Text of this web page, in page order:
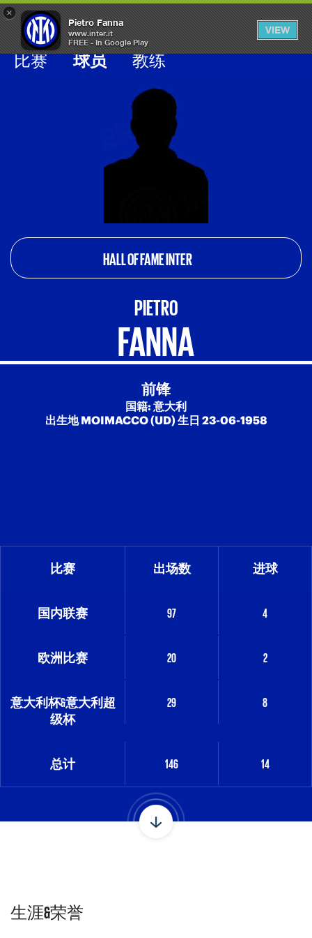
×
Pietro Fanna
www.inter.it
FREE - In Google Play
VIEW
OPEN
MENU
比赛 球员 教练
Galleria calciatori inter
HALL OF FAME INTER
PIETRO
FANNA
前锋
国籍: 意大利
出生地 MOIMACCO (UD) 生日 23-06-1958
比赛 出场数 进球
国内联赛 97 4
欧洲比赛 20 2
意大利杯&意大利超
级杯
29 8
总计 146 14
生涯&荣誉